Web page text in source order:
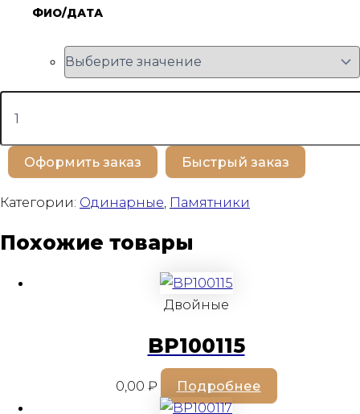
ФИО/ДАТА
Количество
товара
Оформить заказ Быстрый заказ
Категории: Одинарные Памятники
Похожие товары
Двойные
BP100115
0,00 ₽ Подробнее